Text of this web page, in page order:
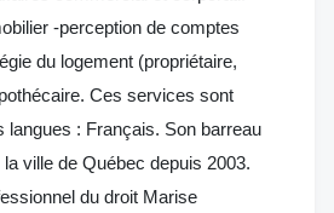
-perception de comptes
du logement (propriétaire,
Ces services sont
langues : Français. Son barreau
ville de Québec depuis 2003.
du droit Marise